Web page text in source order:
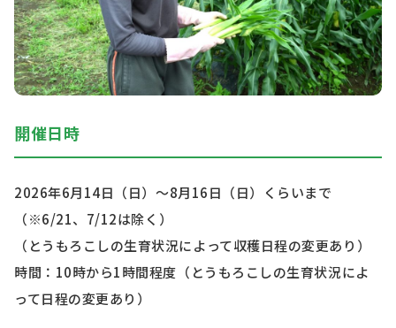
開催日時
2026年6月14日（日）～8月16日（日）くらいまで
（※6/21、7/12は除く）
（とうもろこしの生育状況によって収穫日程の変更あり）
時間：10時から1時間程度（とうもろこしの生育状況によ
って日程の変更あり）